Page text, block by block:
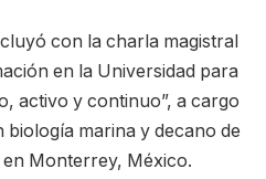
con la charla magistral
en la Universidad para
activo y continuo”, a cargo
marina y decano de
en Monterrey, México.